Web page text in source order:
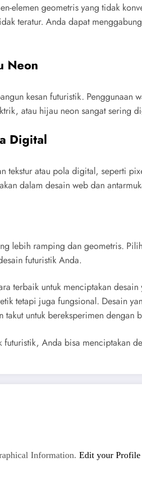
elemen geometris yang tidak
teratur. Anda dapat
Neon
kesan futuristik.
atau hijau neon sangat sering
Digital
tekstur atau pola digital, seperti
dalam desain web dan
lebih ramping dan geometris.
futuristik Anda.
terbaik untuk menciptakan
tetapi juga fungsional. Desain
untuk bereksperimen
futuristik, Anda bisa menciptakan
Information. Edit your Profile